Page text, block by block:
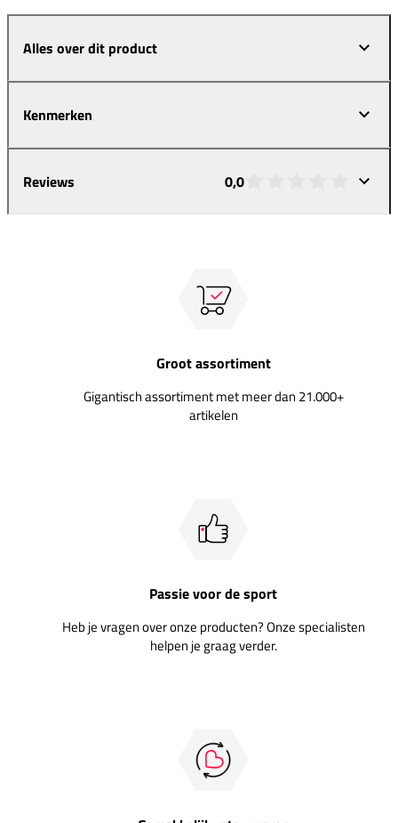
Alles over dit product
Kenmerken
Reviews 0,0
Groot assortiment
Gigantisch assortiment met meer dan 21.000+
artikelen
Passie voor de sport
Heb je vragen over onze producten? Onze specialisten
helpen je graag verder.